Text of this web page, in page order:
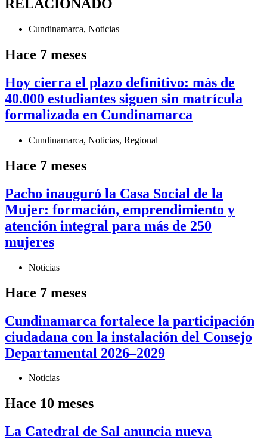
RELACIONADO
Cundinamarca, Noticias
Hace 7 meses
Hoy cierra el plazo definitivo: más de
40.000 estudiantes siguen sin matrícula
formalizada en Cundinamarca
Cundinamarca, Noticias, Regional
Hace 7 meses
Pacho inauguró la Casa Social de la
Mujer: formación, emprendimiento y
atención integral para más de 250
mujeres
Noticias
Hace 7 meses
Cundinamarca fortalece la participación
ciudadana con la instalación del Consejo
Departamental 2026–2029
Noticias
Hace 10 meses
La Catedral de Sal anuncia nueva